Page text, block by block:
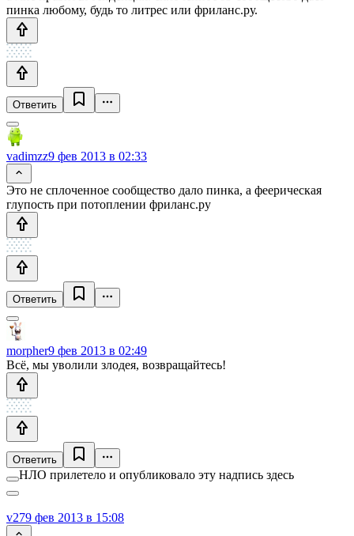
пинка любому, будь то литрес или фриланс.ру.
Ответить
vadimzz9 фев 2013 в 02:33
Это не сплоченное сообщество дало пинка, а феерическая
глупость при потоплении фриланс.ру
Ответить
morpher9 фев 2013 в 02:49
Всё, мы уволили злодея, возвращайтесь!
Ответить
НЛО прилетело и опубликовало эту надпись здесь
v279 фев 2013 в 15:08